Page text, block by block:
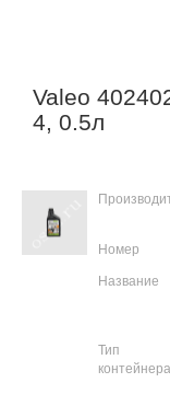
Valeo
4, 0.5л
Номер
Название
Тип
контейнера